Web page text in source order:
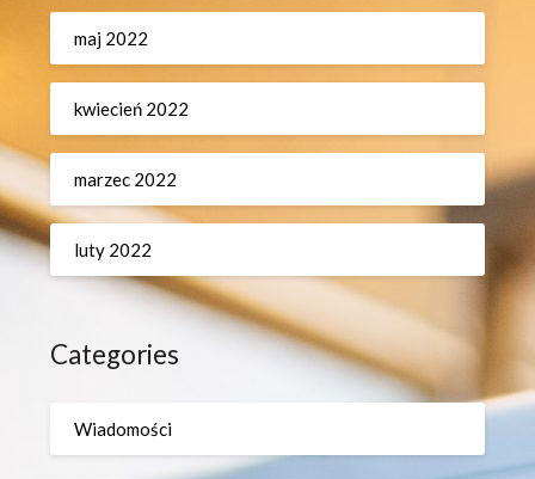
maj 2022
kwiecień 2022
marzec 2022
luty 2022
Categories
Wiadomości